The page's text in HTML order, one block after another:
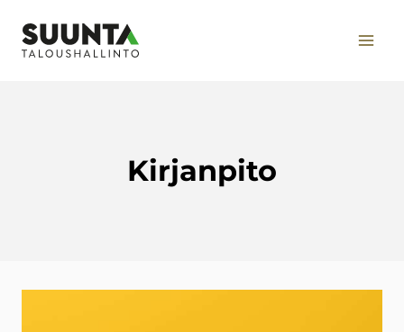
sisältöön
Kirjanpito